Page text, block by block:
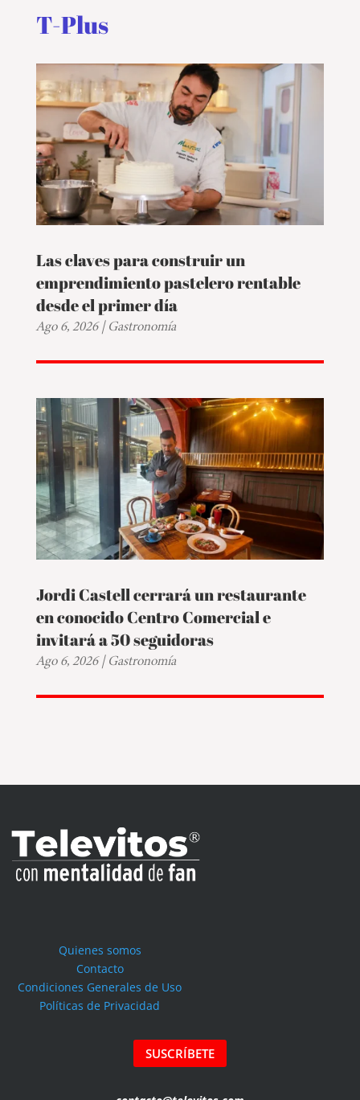
T-Plus
Las claves para construir un
emprendimiento pastelero rentable
desde el primer día
Ago 6, 2026|Gastronomía
Jordi Castell cerrará un restaurante
en conocido Centro Comercial e
invitará a 50 seguidoras
Ago 6, 2026|Gastronomía
Quienes somos
Contacto
Condiciones Generales de Uso
Políticas de Privacidad
SUSCRÍBETE